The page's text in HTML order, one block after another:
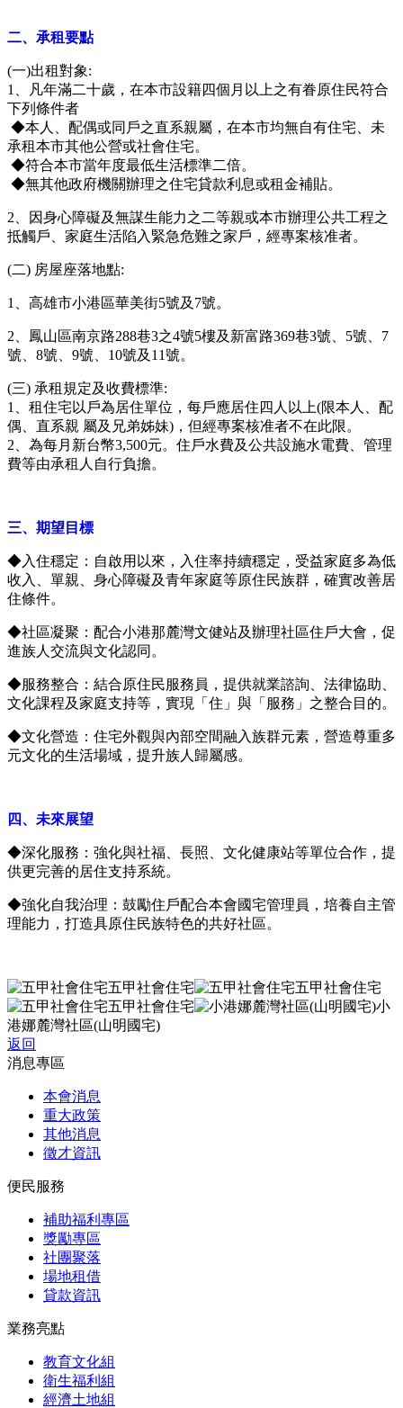
二、承租要點
(一)出租對象:
1、凡年滿二十歲，在本市設籍四個月以上之有眷原住民符合
下列條件者
◆本人、配偶或同戶之直系親屬，在本市均無自有住宅、未
承租本市其他公營或社會住宅。
◆符合本市當年度最低生活標準二倍。
◆無其他政府機關辦理之住宅貸款利息或租金補貼。
2、因身心障礙及無謀生能力之二等親或本市辦理公共工程之
抵觸戶、家庭生活陷入緊急危難之家戶，經專案核准者。
(二) 房屋座落地點:
1、高雄市小港區華美街5號及7號。
2、鳳山區南京路288巷3之4號5樓及新富路369巷3號、5號、7
號、8號、9號、10號及11號。
(三) 承租規定及收費標準:
1、租住宅以戶為居住單位，每戶應居住四人以上(限本人、配
偶、直系親 屬及兄弟姊妹)，但經專案核准者不在此限。
2、為每月新台幣3,500元。住戶水費及公共設施水電費、管理
費等由承租人自行負擔。
三、期望目標
◆入住穩定：自啟用以來，入住率持續穩定，受益家庭多為低
收入、單親、身心障礙及青年家庭等原住民族群，確實改善居
住條件。
◆社區凝聚：配合小港那麓灣文健站及辦理社區住戶大會，促
進族人交流與文化認同。
◆服務整合：結合原住民服務員，提供就業諮詢、法律協助、
文化課程及家庭支持等，實現「住」與「服務」之整合目的。
◆文化營造：住宅外觀與內部空間融入族群元素，營造尊重多
元文化的生活場域，提升族人歸屬感。
四、未來展望
◆深化服務：強化與社福、長照、文化健康站等單位合作，提
供更完善的居住支持系統。
◆強化自我治理：鼓勵住戶配合本會國宅管理員，培養自主管
理能力，打造具原住民族特色的共好社區。
五甲社會住宅
五甲社會住宅
五甲社會住宅
小
港娜麓灣社區(山明國宅)
返回
消息專區
本會消息
重大政策
其他消息
徵才資訊
便民服務
補助福利專區
獎勵專區
社團聚落
場地租借
貸款資訊
業務亮點
教育文化組
衛生福利組
經濟土地組